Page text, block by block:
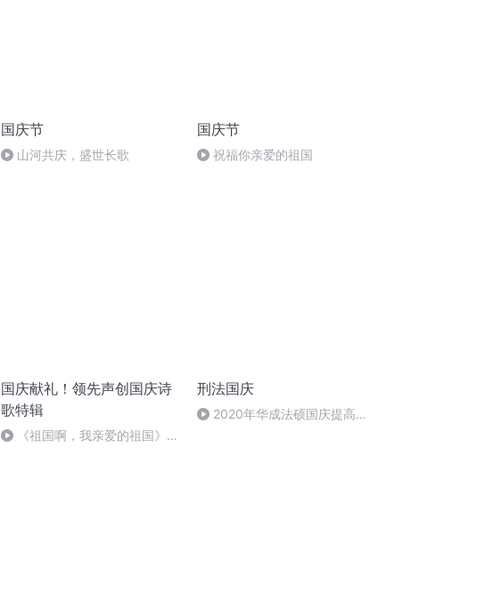
国庆节
山河共庆，盛世长歌
国庆节
祝福你亲爱的祖国
国庆献礼！领先声创国庆诗
歌特辑
《祖国啊，我亲爱的祖国》温
刑法国庆
2020年华成法硕国庆提高班